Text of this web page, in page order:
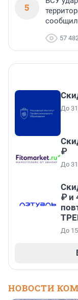
5
57
До
₽
До
₽ и
До
НОВОСТИ